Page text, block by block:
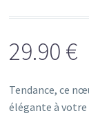
29.90 €
Tendance, ce
élégante à votre